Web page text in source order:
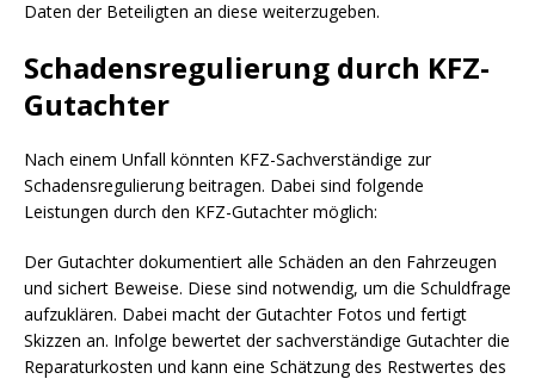
Daten der Beteiligten an diese weiterzugeben.
Schadensregulierung durch KFZ-
Gutachter
Nach einem Unfall könnten KFZ-Sachverständige zur
Schadensregulierung beitragen. Dabei sind folgende
Leistungen durch den KFZ-Gutachter möglich:
Der Gutachter dokumentiert alle Schäden an den Fahrzeugen
und sichert Beweise. Diese sind notwendig, um die Schuldfrage
aufzuklären. Dabei macht der Gutachter Fotos und fertigt
Skizzen an. Infolge bewertet der sachverständige Gutachter die
Reparaturkosten und kann eine Schätzung des Restwertes des